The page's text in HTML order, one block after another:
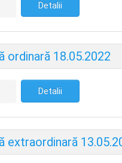
Detalii
ordinară 18.05.2022
Detalii
extraordinară